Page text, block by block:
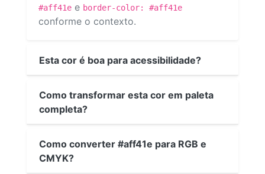
#aff41e e border-color: #aff41e
conforme o contexto.
Esta cor é boa para acessibilidade?
Como transformar esta cor em paleta
completa?
Como converter #aff41e para RGB e
CMYK?